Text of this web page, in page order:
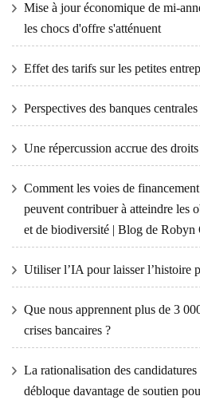
Mise à jour économique de mi-
les chocs d'offre s'atténuent
Effet des tarifs sur les petites
Perspectives des banques
Une répercussion accrue des
Comment les voies de
peuvent contribuer à atteindre les
et de biodiversité | Blog de
Utiliser l’IA pour laisser l’histoire
Que nous apprennent plus de 3
crises bancaires ?
La rationalisation des
débloque davantage de soutien